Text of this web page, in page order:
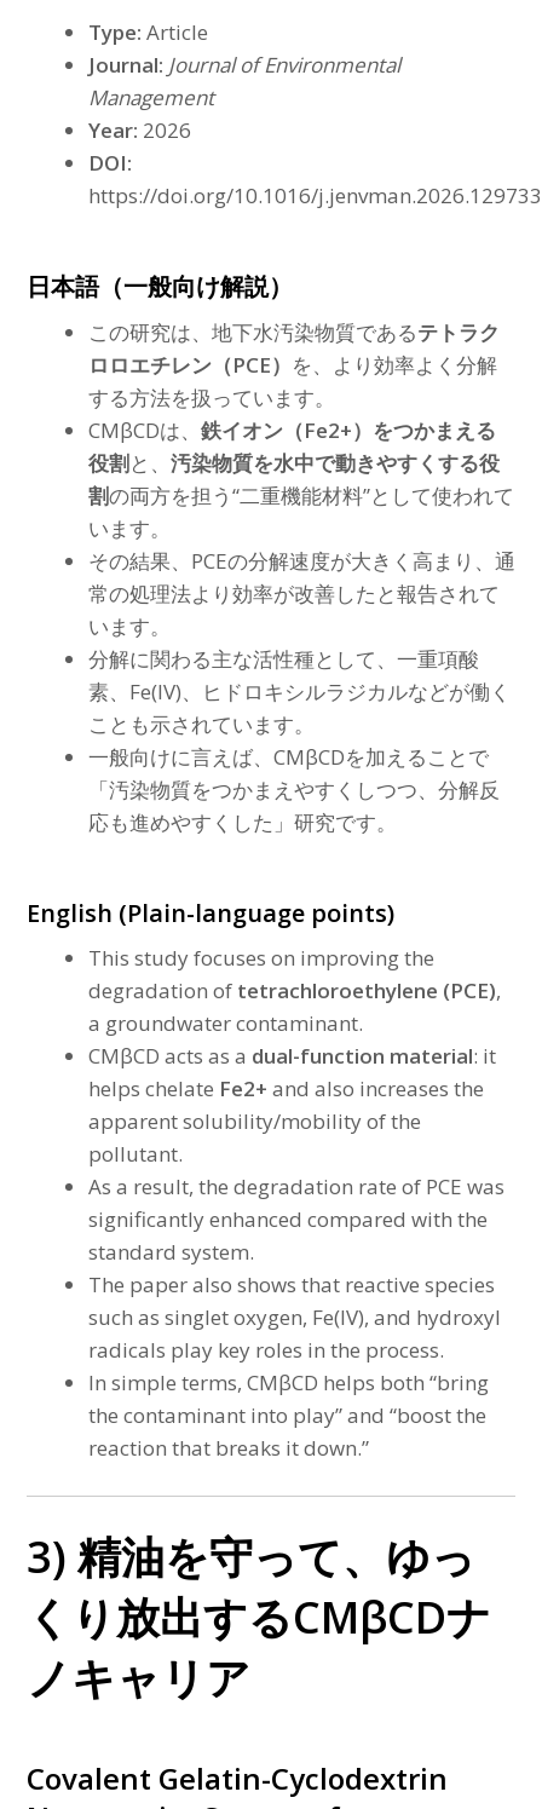
Type: Article
Journal: Journal of Environmental
Management
Year: 2026
DOI:
https://doi.org/10.1016/j.jenvman.2026.129733
日本語（一般向け解説）
この研究は、地下水汚染物質であるテトラク
ロロエチレン（PCE） を、より効率よく分解
する方法を扱っています。
CMβCDは、 鉄イオン（Fe2+）をつかまえる
役割と、 汚染物質を水中で動きやすくする役
割の両方を担う“二重機能材料”として使われて
います。
その結果、PCEの分解速度が大きく高まり、通
常の処理法より効率が改善したと報告されて
います。
分解に関わる主な活性種として、一重項酸
素、Fe(IV)、ヒドロキシルラジカルなどが働く
ことも示されています。
一般向けに言えば、CMβCDを加えることで
「汚染物質をつかまえやすくしつつ、分解反
応も進めやすくした」研究です。
English (Plain-language points)
This study focuses on improving the
degradation of tetrachloroethylene (PCE),
a groundwater contaminant.
CMβCD acts as a dual-function material: it
helps chelate Fe2+ and also increases the
apparent solubility/mobility of the
pollutant.
As a result, the degradation rate of PCE was
significantly enhanced compared with the
standard system.
The paper also shows that reactive species
such as singlet oxygen, Fe(IV), and hydroxyl
radicals play key roles in the process.
In simple terms, CMβCD helps both “bring
the contaminant into play” and “boost the
reaction that breaks it down.”
3) 精油を守って、ゆっ
くり放出するCMβCDナ
ノキャリア
Covalent Gelatin-Cyclodextrin